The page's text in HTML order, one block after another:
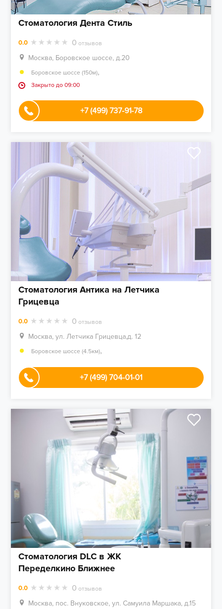
Стоматология Дента Стиль
0.0 0 отзывов
Москва, Боровское шоссе, д.20
Боровское шоссе (150м),
Закрыто до 09:00
+7 (499) 737-91-78
Стоматология Антика на Летчика
Грицевца
0.0 0 отзывов
Москва, ул. Летчика Грицевца,д. 12
Боровское шоссе (4.5км),
+7 (499) 704-01-01
Стоматология DLC в ЖК
Переделкино Ближнее
0.0 0 отзывов
Москва, пос. Внуковское, ул. Самуила Маршака, д.15